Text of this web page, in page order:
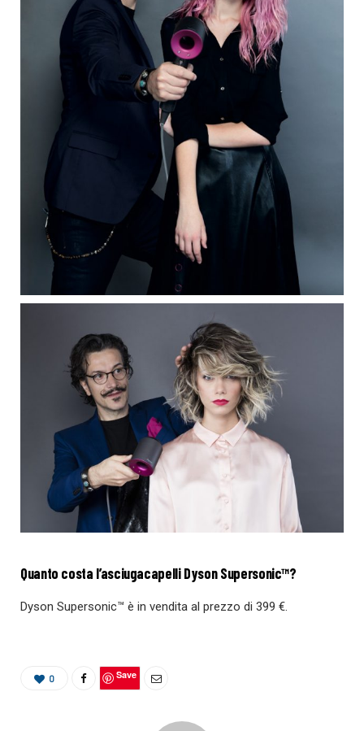
Quanto costa l’asciugacapelli Dyson Supersonic™?
Dyson Supersonic™ è in vendita al prezzo di 399 €.
0 Save